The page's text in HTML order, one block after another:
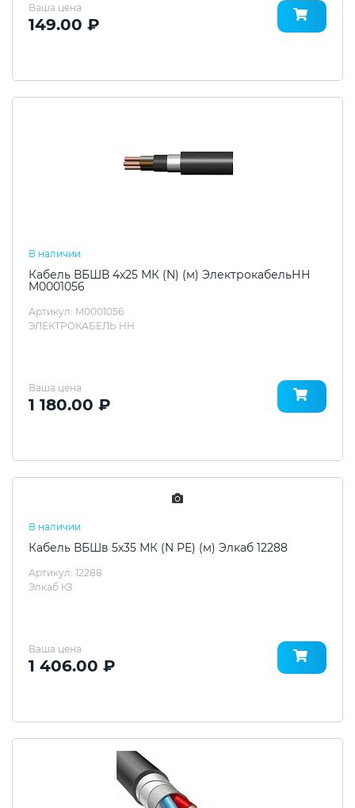
Ваша цена
149.00 ₽
В наличии
Кабель ВБШВ 4х25 МК (N) (м) ЭлектрокабельНН
M0001056
Артикул: M0001056
ЭЛЕКТРОКАБЕЛЬ НН
Ваша цена
1 180.00 ₽
В наличии
Кабель ВБШв 5х35 МК (N PE) (м) Элкаб 12288
Артикул: 12288
Элкаб КЗ
Ваша цена
1 406.00 ₽